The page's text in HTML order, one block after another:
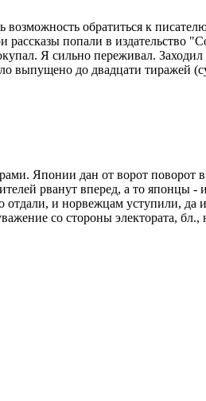
обратиться к
рассказы попали в
Я сильно переживал.
выпущено до двадцати тиражей
Японии дан от ворот поворот
рванут вперед, а то японцы
отдали, и норвежцам уступили,
со стороны электората, бл.,